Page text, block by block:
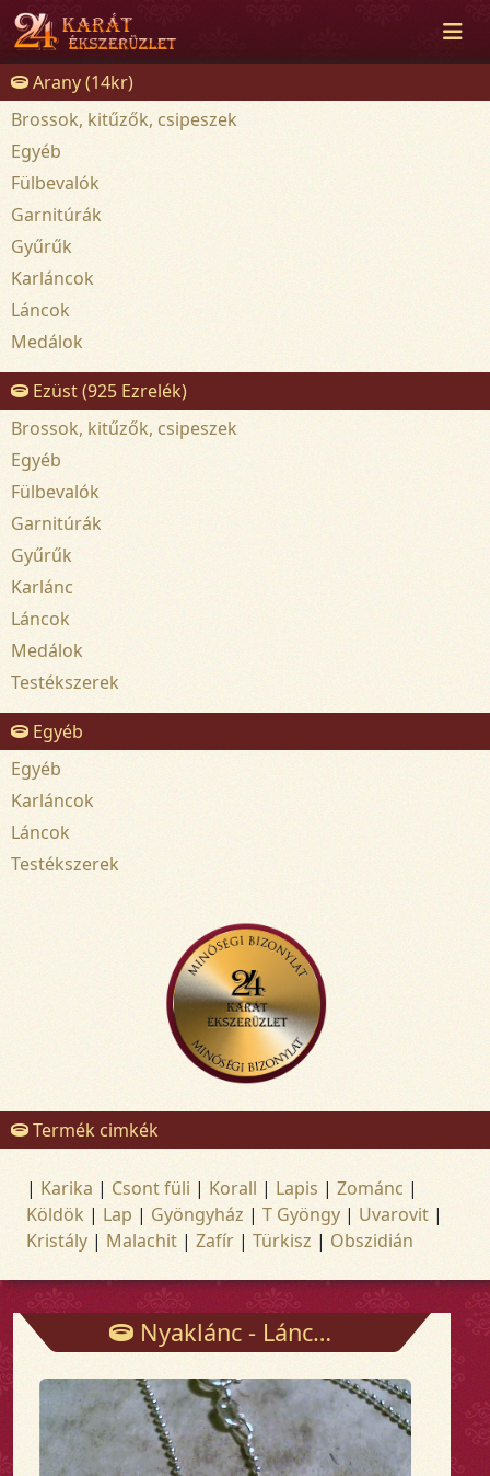
Arany (14kr)
Brossok, kitűzők, csipeszek
Egyéb
Fülbevalók
Garnitúrák
Gyűrűk
Karláncok
Láncok
Medálok
Ezüst (925 Ezrelék)
Brossok, kitűzők, csipeszek
Egyéb
Fülbevalók
Garnitúrák
Gyűrűk
Karlánc
Láncok
Medálok
Testékszerek
Egyéb
Egyéb
Karláncok
Láncok
Testékszerek
Termék cimkék
| Karika | Csont füli | Korall | Lapis | Zománc |
Köldök | Lap | Gyöngyház | T Gyöngy | Uvarovit |
Kristály | Malachit | Zafír | Türkisz | Obszidián
Nyaklánc - Láncok - Arany és ezüst ékszerek